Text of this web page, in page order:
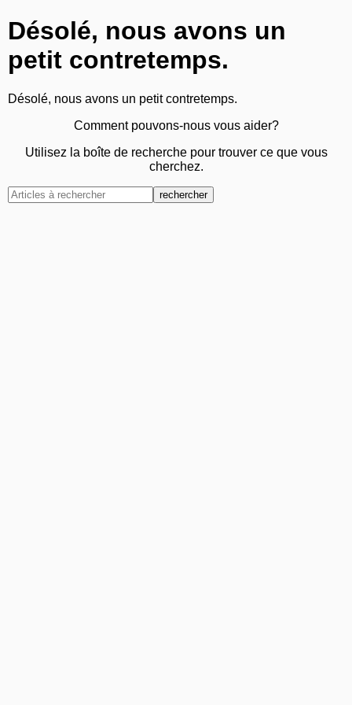
Désolé, nous avons un
petit contretemps.
Désolé, nous avons un petit contretemps.
Comment pouvons-nous vous aider?
Utilisez la boîte de recherche pour trouver ce que vous
cherchez.
rechercher